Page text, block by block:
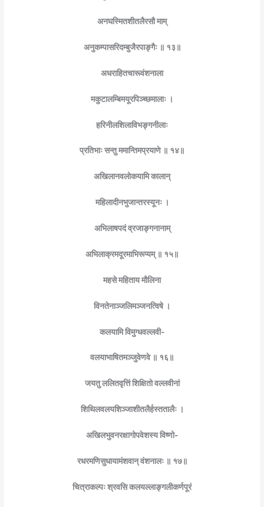
अनघस्मितशीतलैरसौ माम्
अनुकम्पासरिदम्बुजैरपाङ्गैः ॥ १३॥
अधराहितचारूवंशनाला
मकुटालम्बिमयूरपिञ्च्छमालाः ।
हरिनीलशिलाविभङ्गनीलाः
प्रतिभाः सन्तु ममान्तिमप्रयाणे ॥ १४॥
अखिलानवलोकयामि कालान्
महिलादीनभुजान्तरस्यूनः ।
अभिलाषपदं व्रजाङ्गनानाम्
अभिलाक्रमदूरमाभिरूप्यम् ॥ १५॥
महसे महिताय मौलिना
विनतेनाञ्जलिमञ्जनत्विषे ।
कलयामि विमुग्धवल्लवी-
वलयाभाषितमञ्जुवेणवे ॥ १६॥
जयतु ललितवृत्तिं शिक्षितो वल्लवीनां
शिथिलवलयशिञ्जाशीतलैर्हस्ततालैः ।
अखिलभुवनरक्षागोपवेशस्य विष्णो-
रधरमणिसुधायामंशवान् वंशनालः ॥ १७॥
चित्राकल्पः श्रवसि कलयल्लाङ्गलीकर्णपूरं